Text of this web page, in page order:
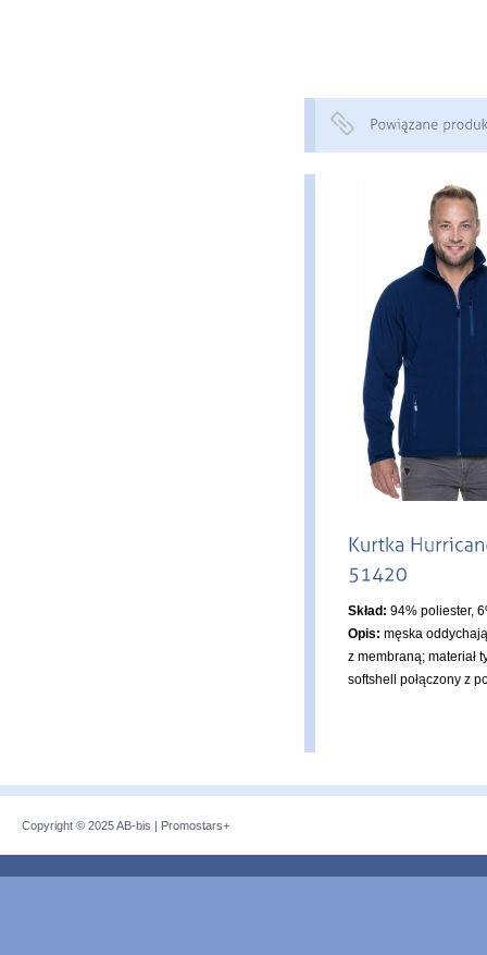
Skład: 94% poliester,
Opis: męska
z membraną; materiał
softshell połączony z
Copyright © 2025AB-bis | Promostars+